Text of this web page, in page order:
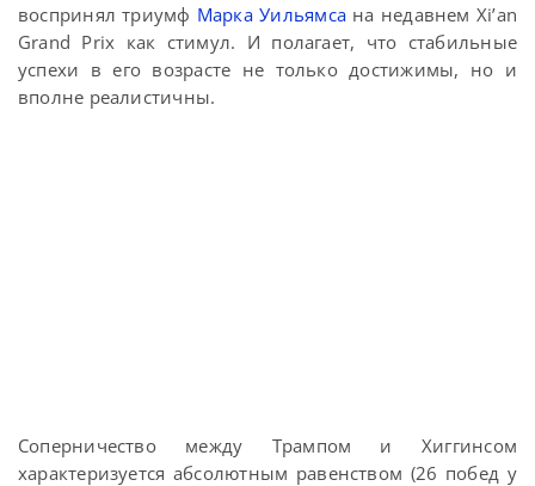
воспринял триумф Марка Уильямсана недавнем Xi’an
Grand Prix как стимул. И полагает, что стабильные
успехи в его возрасте не только достижимы, но и
вполне реалистичны.
Соперничество между Трампом и Хиггинсом
характеризуется абсолютным равенством (26 побед у